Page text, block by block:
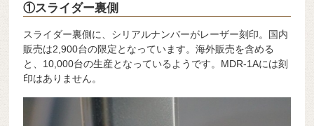
①スライダー裏側
スライダー裏側に、シリアルナンバーがレーザー刻印。国内
販売は2,900台の限定となっています。海外販売を含める
と、10,000台の生産となっているようです。MDR-1Aには刻
印はありません。